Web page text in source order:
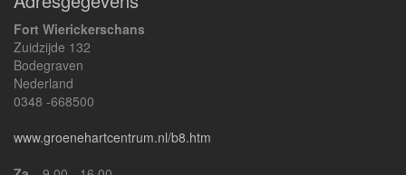
Fort Wierickerschans
Zuidzijde 132
Bodegraven
Nederland
0348 -668500
www.groenehartcentrum.nl/b8.htm